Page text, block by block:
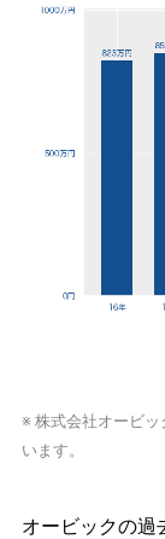
※ 株式会社オービッ
います。
オービックの過